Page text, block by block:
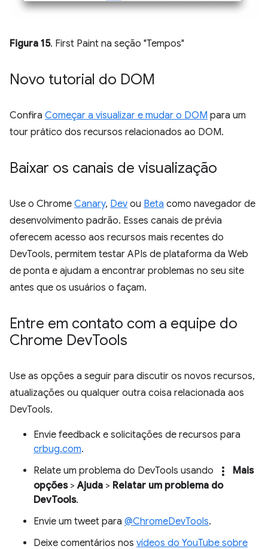
Figura 15. First Paint na seção "Tempos"
Novo tutorial do DOM
Confira Começar a visualizar e mudar o DOM para um
tour prático dos recursos relacionados ao DOM.
Baixar os canais de visualização
Use o Chrome Canary, Dev ou Beta como navegador de
desenvolvimento padrão. Esses canais de prévia
oferecem acesso aos recursos mais recentes do
DevTools, permitem testar APIs de plataforma da Web
de ponta e ajudam a encontrar problemas no seu site
antes que os usuários o façam.
Entre em contato com a equipe do
Chrome DevTools
Use as opções a seguir para discutir os novos recursos,
atualizações ou qualquer outra coisa relacionada aos
DevTools.
Envie feedback e solicitações de recursos para
crbug.com.
Relate um problema do DevTools usando
more_vert
Mais
opções>Ajuda > Relatar um problema do
DevTools.
Envie um tweet para @ChromeDevTools.
Deixe comentários nos vídeos do YouTube sobre